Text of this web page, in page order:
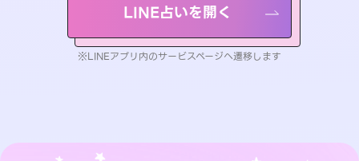
LINE占いを開く
※LINEアプリ内のサービスページへ遷移します